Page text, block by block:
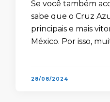
Se você também
sabe que o Cruz
principais e mais
México. Por isso,
28/08/2024